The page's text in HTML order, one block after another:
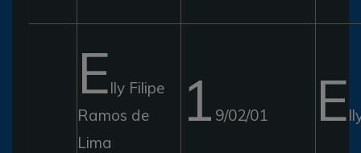
Elly Filipe
Ramos de
Lima
1 9/02/01 E